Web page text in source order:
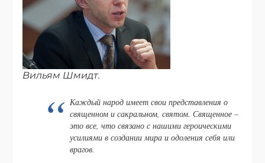
Вильям Шмидт.
Каждый народ имеет свои представления о
священном и сакральном, святом. Священное –
это все, что связано с нашими героическими
усилиями в создании мира и одоления себя или
врагов.